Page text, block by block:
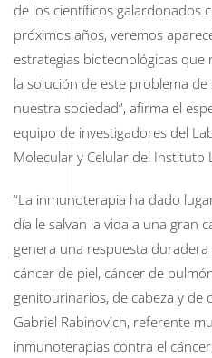
de los científicos galardonados
próximos años, veremos
estrategias biotecnológicas
la solución de este problema
nuestra sociedad”, afirma el
equipo de investigadores del
Molecular y Celular del Instituto
“La inmunoterapia ha dado
día le salvan la vida a una gran
genera una respuesta
cáncer de piel, cáncer de
genitourinarios, de cabeza y de
Gabriel Rabinovich, referente
inmunoterapias contra el